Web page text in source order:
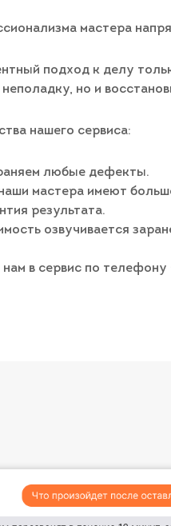
мастера
подход к делу
неполадку, но и
нашего сервиса:
любые дефекты.
мастера имеют
результата.
озвучивается
нам в сервис по